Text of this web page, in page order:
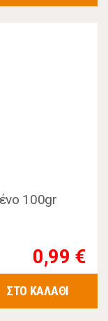
100gr
0,99 €
ΣΤΟ ΚΑΛΑΘΙ